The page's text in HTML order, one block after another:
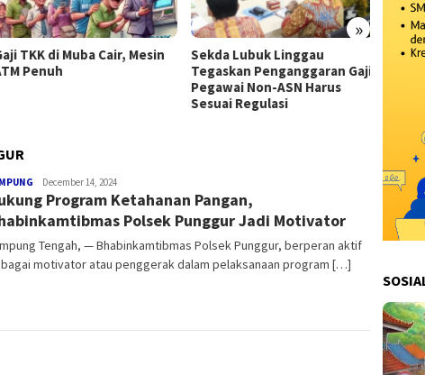
»
TKK di Muba Cair, Mesin
Penuh
Sekda Lubuk Linggau
Tegaskan Penganggaran Gaji
Pegawai Non-ASN Harus
Sesuai Regulasi
Redaksi
December 14, 2024
Program Ketahanan Pangan,
Polsek Punggur Jadi Motivator
Tengah, — Bhabinkamtibmas Polsek Punggur, berperan aktif
motivator atau penggerak dalam pelaksanaan program […]